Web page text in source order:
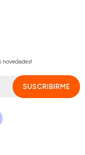
novedades!
SUSCRIBIRME